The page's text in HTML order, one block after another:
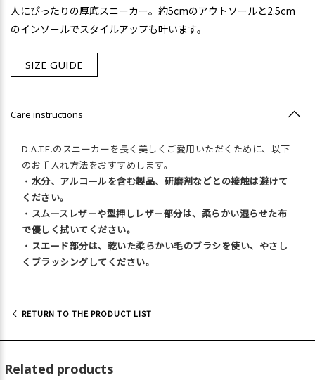
人にぴったりの厚底スニーカー。約5cmのアウトソールと2.5cm
のインソールでスタイルアップも叶います。
SIZE GUIDE
Care instructions
D.A.T.E.のスニーカーを長く美しくご愛用いただくために、以下
のお手入れ方法をおすすめします。
・ 水分、アルコールを含む製品、研磨剤などとの接触は避けて
ください。
・ スムースレザーや型押しレザー部分は、柔らかい湿らせた布
で優しく拭いてください。
・ スエード部分は、乾いた柔らかい毛のブラシを使い、やさし
くブラッシングしてください。
RETURN TO THE PRODUCT LIST
Related products